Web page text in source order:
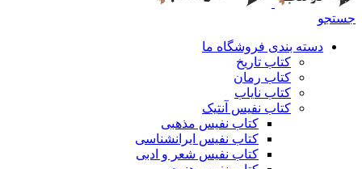
جستجو
دسته بندی فروشگاه ما
کتاب تاریخ
کتاب رمان
کتاب نایاب
کتاب نفیس آنتیک
کتاب نفیس مذهبی
کتاب نفیس ایرانشناسی
کتاب نفیس شعر و ادبی